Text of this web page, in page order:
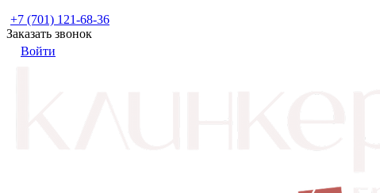
+7 (701) 121-68-36
Заказать звонок
Войти